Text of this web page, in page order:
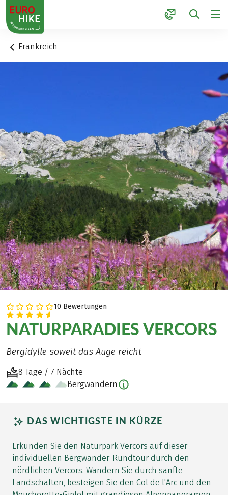
1
Frankreich
10 Bewertungen
NATURPARADIES VERCORS
Bergidylle soweit das Auge reicht
8 Tage / 7 Nächte
Bergwandern
DAS WICHTIGSTE IN KÜRZE
Erkunden Sie den Naturpark Vercors auf dieser
individuellen Bergwander-Rundtour durch den
nördlichen Vercors. Wandern Sie durch sanfte
Landschaften, besteigen Sie den Col de l'Arc und den